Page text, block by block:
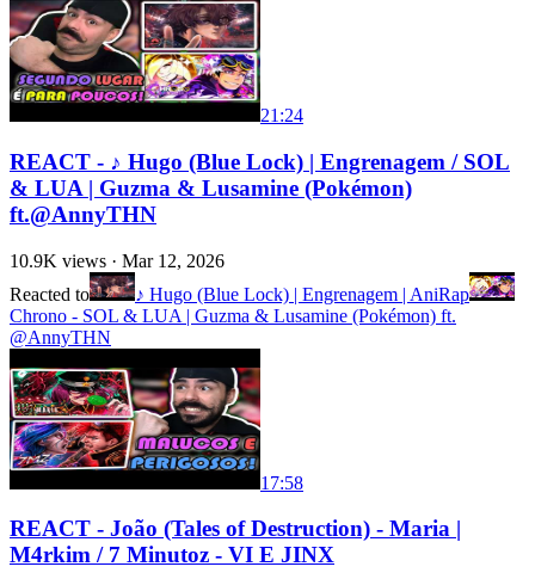
21:24
REACT - ♪ Hugo (Blue Lock) | Engrenagem / SOL
& LUA | Guzma & Lusamine (Pokémon)
ft.@AnnyTHN
10.9K views · Mar 12, 2026
Reacted to
♪ Hugo (Blue Lock) | Engrenagem | AniRap
Chrono - SOL & LUA | Guzma & Lusamine (Pokémon) ft.
@AnnyTHN
17:58
REACT - João (Tales of Destruction) - Maria |
M4rkim / 7 Minutoz - VI E JINX